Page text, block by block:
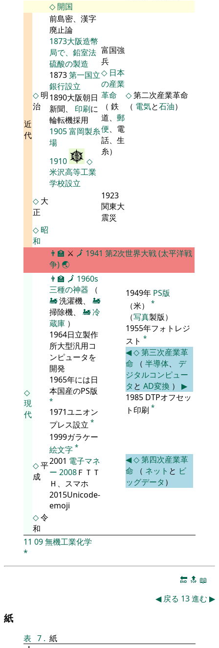
◇ 開国
近
代
◇ 明
治
前島密、漢字
廃止論
1873大阪造幣
局で、鉛室法
硫酸の製造
1873第一国立
銀行設立
1890大阪朝日
新聞、 印刷に
輪転機採用
1905富岡製糸
場
1910
◇
米沢高等工業
学校設立
富国強
兵
◇ 日本
の産業
革命
（ 鉄
道、 郵
便、電
話、生
糸）
◇第二次産業革命
（ 電気と石油）
◇ 大
正
1923
関東大
震災
◇ 昭
和
👨‍🏫 ⚔ 🗾 1941 第2次世界大戦 (太平洋戦
争) 🌏
◇
現
代
👨‍🏫 🗾 1960s
三種の神器 （
🚂洗濯機、 🚂
掃除機、 🚂冷
蔵庫 ）
1964日立製作
所大型汎用コ
ンピュータを
開発
1965年には日
本国産のPS版
*
1971ユニオン
プレス設立 *
1949年 PS版
（米）
*
（写真製版）
1955年フォトレジ
スト *
◀◇第三次産業革
命
（ 半導体、 デ
ジタルコンピュー
タ と AD変換 ） ▶
1985 DTPオフセッ
ト印刷 *
◇平
成
1999ガラケー
絵文字 *
2001 電子マネ
ー 2008ＦＴＴ
Ｈ、スマホ
2015Unicode-
emoji
◀◇第四次産業革
命 （ ネット と ビ
ッグデータ ）
◇令
和
11 09無機工業化学
*
🔚 🔝 📖
◀ 戻る 13進む ▶
紙
表 7 . 紙